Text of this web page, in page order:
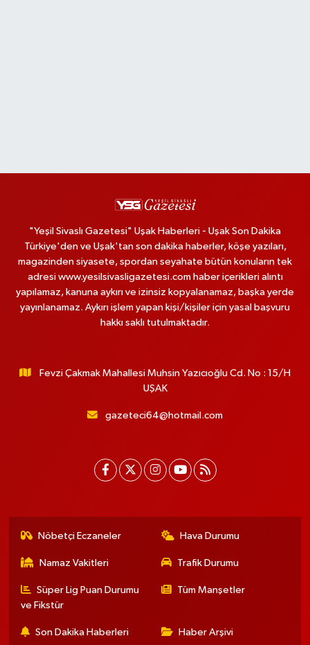
"Yeşil Sivaslı Gazetesi" Uşak Haberleri - Uşak Son Dakika
Türkiye'den ve Uşak'tan son dakika haberler, köşe yazıları,
magazinden siyasete, spordan seyahate bütün konuların tek
adresi www.yesilsivasligazetesi.com haber içerikleri alıntı
yapılamaz, kanuna aykırı ve izinsiz kopyalanamaz, başka yerde
yayınlanamaz. Aykırı işlem yapan kişi/kişiler için yasal başvuru
hakkı saklı tutulmaktadır.
Fevzi Çakmak Mahallesi Muhsin Yazıcıoğlu Cd. No : 15/H
UŞAK
gazeteci64@hotmail.com
Nöbetçi Eczaneler Hava Durumu
Namaz Vakitleri Trafik Durumu
Süper Lig Puan Durumu
ve Fikstür
Tüm Manşetler
Son Dakika Haberleri Haber Arşivi